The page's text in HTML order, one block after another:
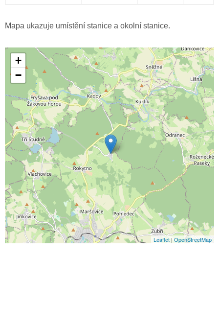
Mapa ukazuje umístění stanice a okolní stanice.
+
−
Leaflet | OpenStreetMap